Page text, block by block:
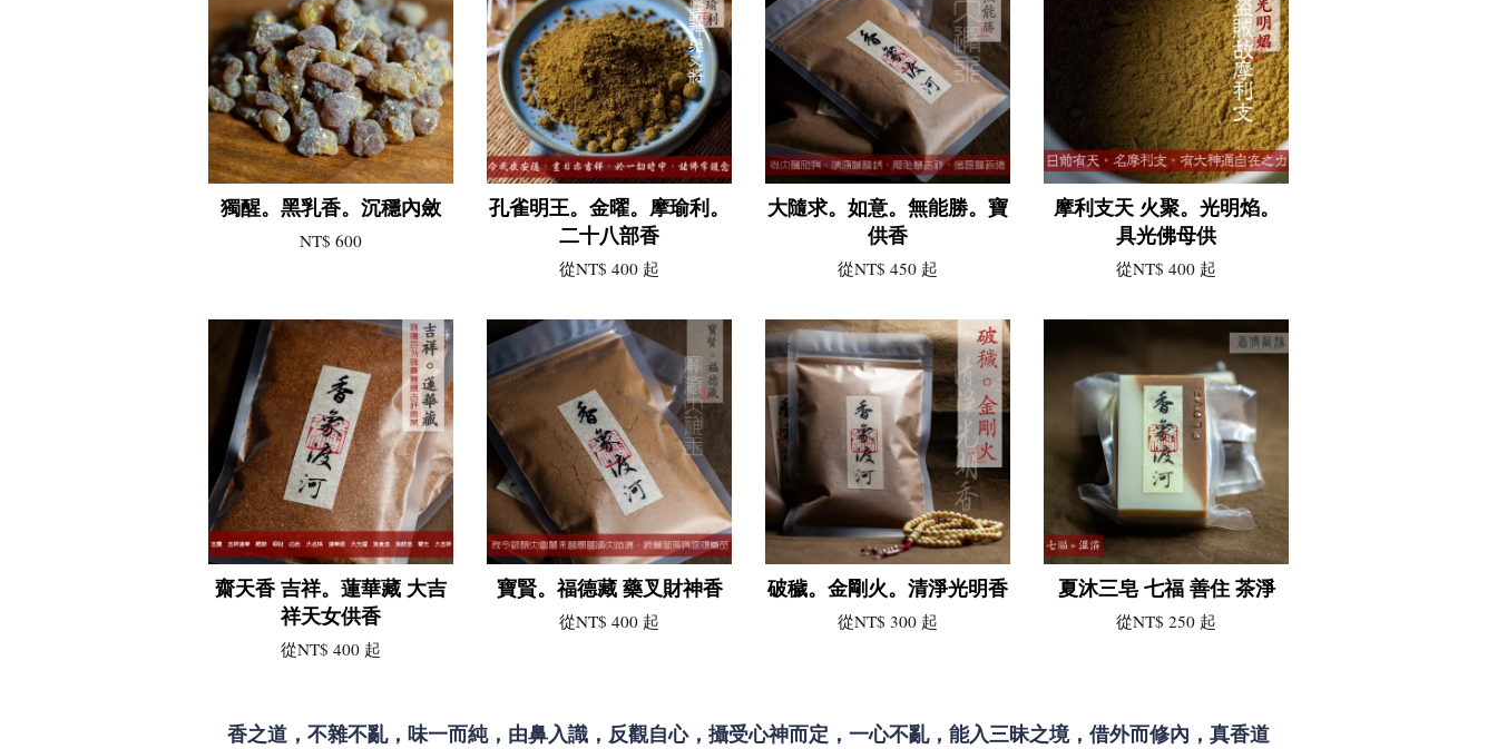
獨醒。黑乳香。沉穩內斂
NT$ 600
孔雀明王。金曜。摩瑜利。
二十八部香
從NT$ 400 起
大隨求。如意。無能勝。寶
供香
從NT$ 450 起
摩利支天 火聚。光明焰。
具光佛母供
從NT$ 400 起
齋天香 吉祥。蓮華藏 大吉
祥天女供香
從NT$ 400 起
寶賢。福德藏 藥叉財神香
從NT$ 400 起
破穢。金剛火。清淨光明香
從NT$ 300 起
夏沐三皂 七福 善住 茶淨
從NT$ 250 起
香之道，不雜不亂，味一而純，由鼻入識，反觀自心，攝受心神而定，一心不亂，能入三昧之境，借外而修內，真香道